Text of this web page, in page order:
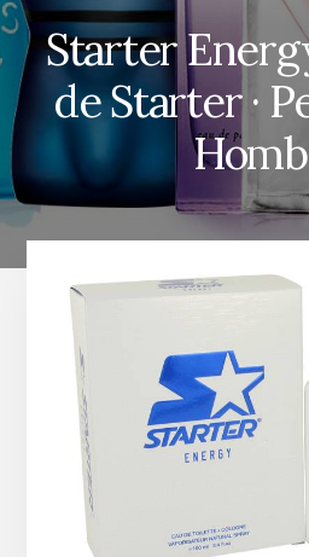
Starter
de Starter ·